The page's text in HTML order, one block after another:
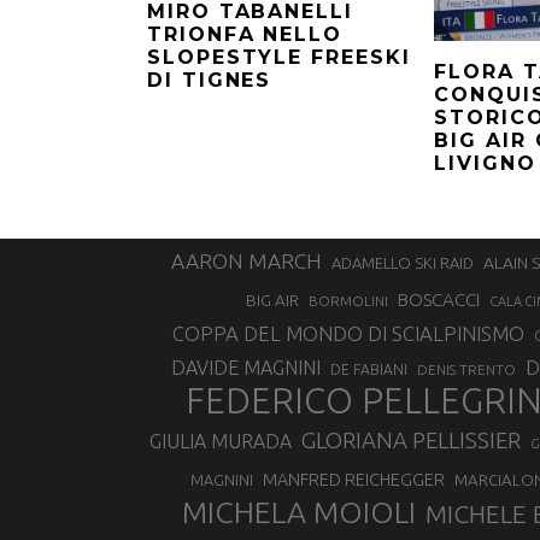
MIRO TABANELLI
TRIONFA NELLO
SLOPESTYLE FREESKI
DI TIGNES
FLORA
BIG AIR
LIVIGNO
AARON MARCH ADAMELLO SKI RAID ALAIN
BIG AIR
BORMOLINI BOSCACCI CALA
COPPA DEL MONDO DI SCIALPINISMO
DAVIDE MAGNINI DE FABIANI DENIS TRENTO
FEDERICO
GIULIA MURADA GLORIANA PELLISSIER
MAGNINI MANFRED REICHEGGER
MICHELA MOIOLI MICHELE